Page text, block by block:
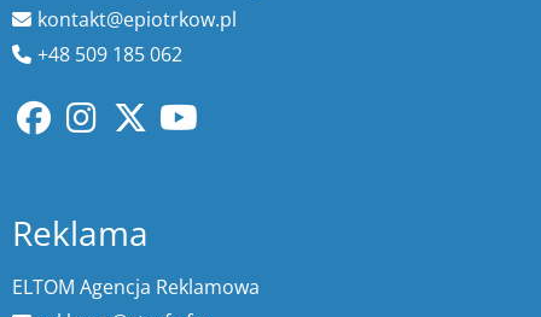
kontakt@epiotrkow.pl
+48 509 185 062
Reklama
ELTOM Agencja Reklamowa